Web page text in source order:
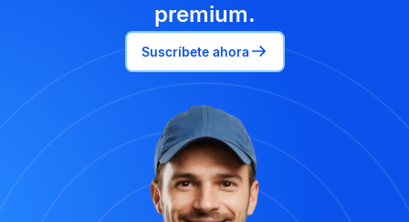
premium.
Suscríbete ahora